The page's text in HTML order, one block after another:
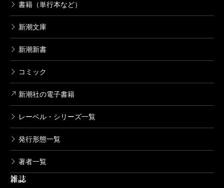
書籍（単行本など）
新潮文庫
新潮新書
コミック
新潮社の電子書籍
レーベル・シリーズ一覧
発行形態一覧
著者一覧
雑誌